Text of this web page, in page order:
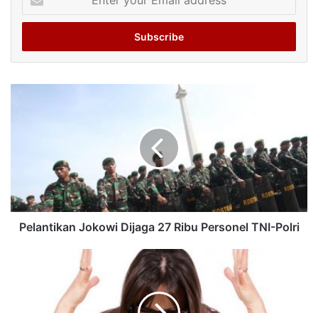
your
Email
Pelantikan Jokowi Dijaga 27 Ribu Personel TNI-Polri